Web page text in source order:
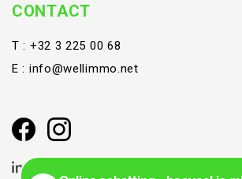
CONTACT
T : +32 3 225 00 68
E : info@wellimmo.net